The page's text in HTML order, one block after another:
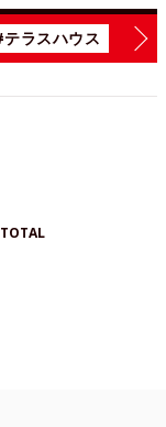
テラスハウス #漫
TOTAL